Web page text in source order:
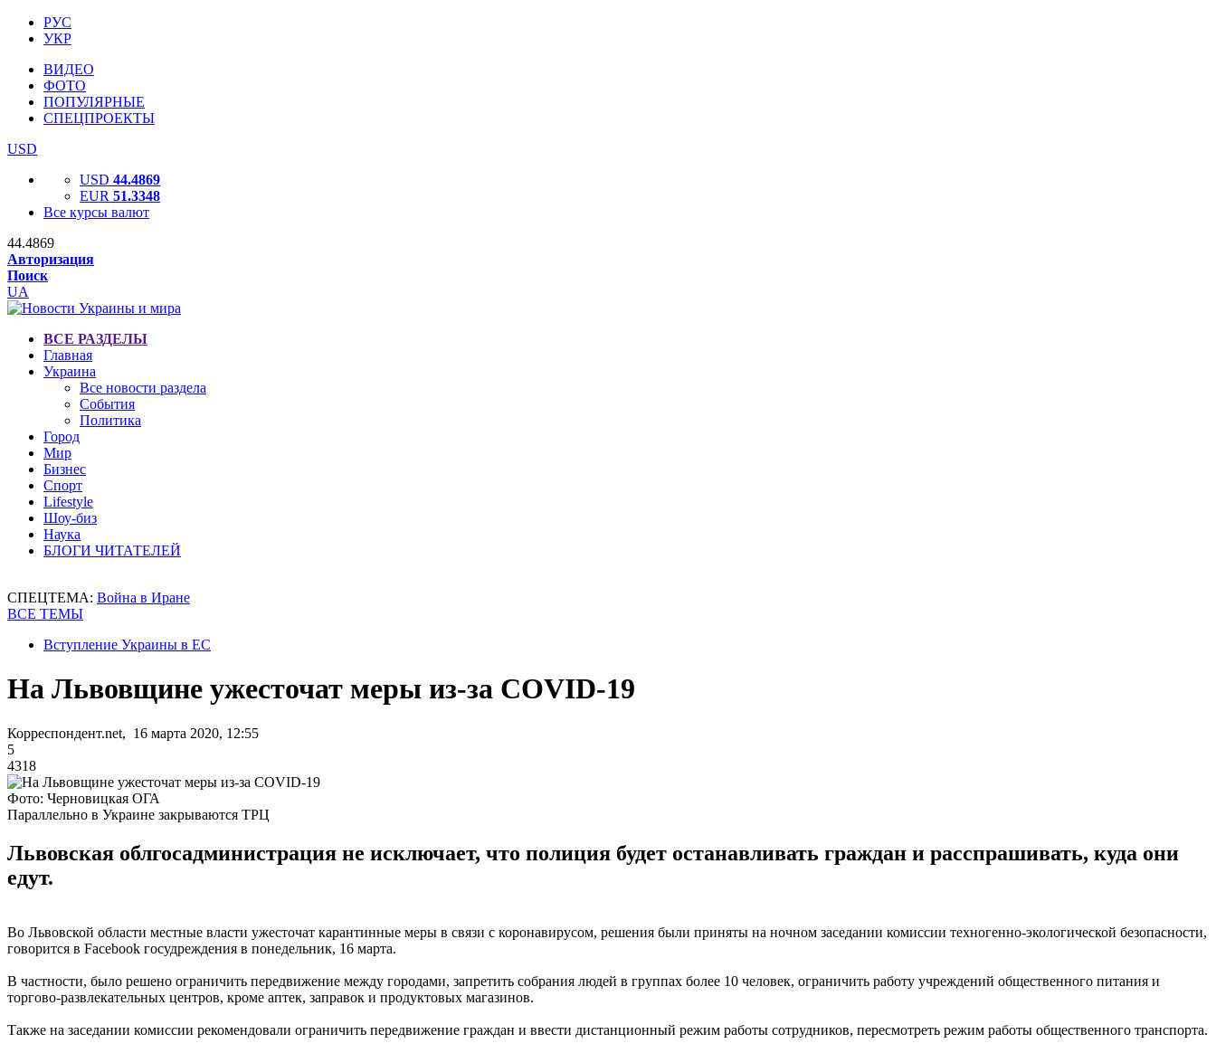
РУС
УКР
ВИДЕО
ФОТО
ПОПУЛЯРНЫЕ
СПЕЦПРОЕКТЫ
USD
USD 44.4869
EUR 51.3348
Все курсы валют
44.4869
Авторизация
Поиск
UA
ВСЕ РАЗДЕЛЫ
Главная
Украина
Все новости раздела
События
Политика
Город
Мир
Бизнес
Спорт
Lifestyle
Шоу-биз
Наука
БЛОГИ ЧИТАТЕЛЕЙ
СПЕЦТЕМА: Война в Иране
ВСЕ ТЕМЫ
Вступление Украины в ЕС
На Львовщине ужесточат меры из-за COVID-19
Корреспондент.net, 16 марта 2020, 12:55
5
4318
Фото: Черновицкая ОГА
Параллельно в Украине закрываются ТРЦ
Львовская облгосадминистрация не исключает, что полиция будет останавливать граждан и расспрашивать, куда они
едут.
Во Львовской области местные власти ужесточат карантинные меры в связи с коронавирусом, решения были приняты на ночном заседании комиссии техногенно-экологической безопасности,
говорится в Facebook госудреждения в понедельник, 16 марта.
В частности, было решено ограничить передвижение между городами, запретить собрания людей в группах более 10 человек, ограничить работу учреждений общественного питания и
торгово-развлекательных центров, кроме аптек, заправок и продуктовых магазинов.
Также на заседании комиссии рекомендовали ограничить передвижение граждан и ввести дистанционный режим работы сотрудников, пересмотреть режим работы общественного транспорта.